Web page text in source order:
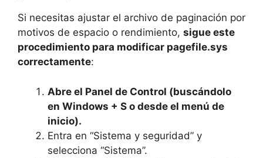
Si necesitas ajustar el archivo de paginación por
motivos de espacio o rendimiento, sigue este
procedimiento para modificar pagefile.sys
correctamente:
Abre el Panel de Control (buscándolo
en Windows + S o desde el menú de
inicio).
Entra en “Sistema y seguridad” y
selecciona “Sistema”.